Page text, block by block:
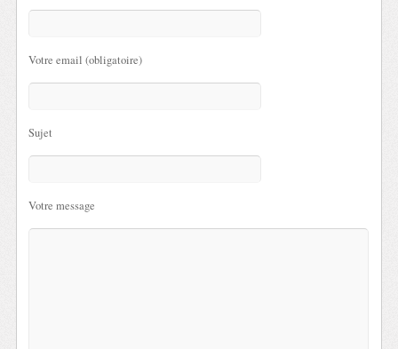
Votre email (obligatoire)
Sujet
Votre message